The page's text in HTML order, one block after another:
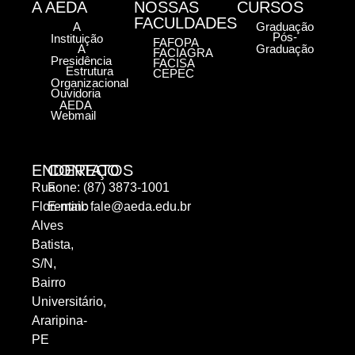
ENDEREÇO
Rua
Florentino
Alves
Batista,
S/N,
Bairro
Universitário,
Araripina-
PE
CONTATOS
Fone: (87) 3873-1001
E-mail:fale@aeda.edu.br
A AEDA
A
Instituição
A
Presidência
Estrutura
Organizacional
Ouvidoria
AEDA
Webmail
NOSSAS
FACULDADES
FAFOPA
FACIAGRA
FACISA
CEPEC
CURSOS
Graduação
Pós-
Graduação